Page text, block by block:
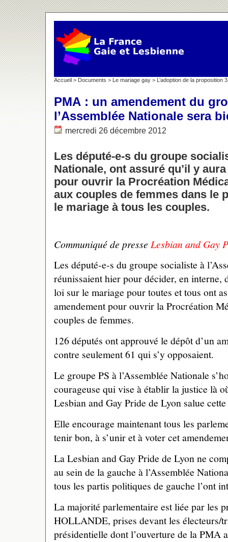
Accueil > Documents > Le mariage gay > L’adoption de la proposition
PMA : un amendement du
l’Assemblée Nationale sera
mercredi 26 décembre 2012
Les député-e-s du groupe
Nationale, ont assuré qu’il y
pour ouvrir la Procréation
aux couples de femmes dans le
le mariage à tous les couples.
Communiqué de presse Lesbian and Gay
Les député-e-s du groupe socialiste à
réunissaient hier pour décider, en interne,
loi sur le mariage pour toutes et tous ont
amendement pour ouvrir la Procréation
couples de femmes.
126 députés ont approuvé le dépôt d’un
contre seulement 61 qui s’y opposaient.
Le groupe PS à l’Assemblée Nationale
courageuse qui vise à établir la justice là
Lesbian and Gay Pride de Lyon salue
Elle encourage maintenant tous les
tenir bon, à s’unir et à voter cet
La Lesbian and Gay Pride de Lyon ne
au sein de la gauche à l’Assemblée
tous les partis politiques de gauche l’ont
La majorité parlementaire est liée par les
HOLLANDE, prises devant les électeurs/
présidentielle dont l’ouverture de la PMA